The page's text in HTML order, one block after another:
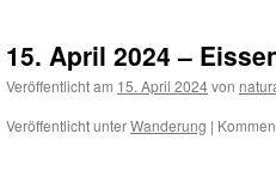
15. April 2024 –
Veröffentlicht am 15. April 2024von
Veröffentlicht unterWanderung |